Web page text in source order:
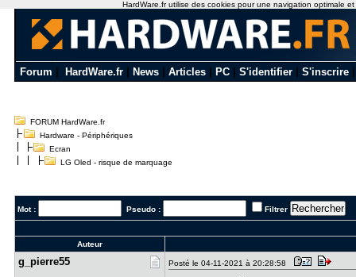
Forum HardWare.fr News Articles PC S'identifier S'inscrire
FORUM HardWare.fr
Hardware - Périphériques
Ecran
LG Oled - risque de marquage
Mot : Pseudo : Filtrer
Auteur
g_pierre55 Posté le 04-11-2021 à 20:28:58
HardWare.fr utilise des cookies pour une navigation optimale